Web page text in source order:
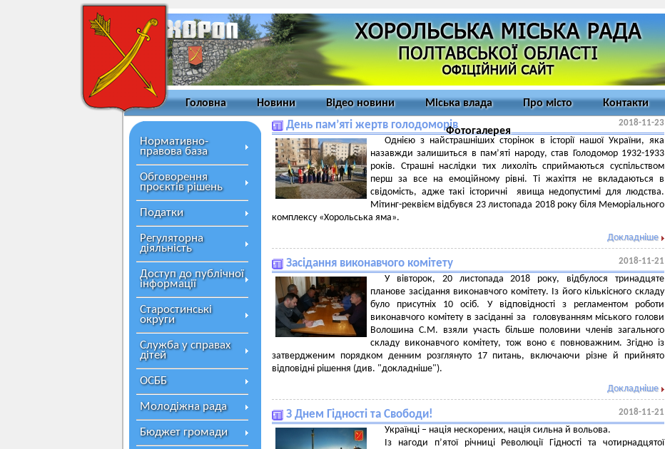
Головна Новини Відео новини Міська влада Про місто Контакти
Фотогалерея
Нормативно-
правова база
Обговорення
проєктів рішень
Податки
Регуляторна
діяльність
Доступ до публічної
інформації
Старостинські
округи
Служба у справах
дітей
ОСББ
Молодіжна рада
Бюджет громади
День пам’яті жертв голодоморів 2018-11-23
Однією з найстрашніших сторінок в історії нашої України, яка
назавжди залишиться в пам’яті народу, став Голодомор 1932-1933
років. Страшні наслідки тих лихоліть сприймаються суспільством
перш за все на емоційному рівні. Ті жахіття не вкладаються в
свідомість, адже такі історичні явища недопустимі для людства.
Мітинг-реквієм відбувся 23 листопада 2018 року біля Меморіального
комплексу «Хорольська яма».
Докладніше
Засідання виконавчого комітету 2018-11-21
У вівторок, 20 листопада 2018 року, відбулося тринадцяте
планове засідання виконавчого комітету. Із його кількісного складу
було присутніх 10 осіб. У відповідності з регламентом роботи
виконавчого комітету в засіданні за головуванням міського голови
Волошина С.М. взяли участь більше половини членів загального
складу виконавчого комітету, тож воно є повноважним. Згідно із
затвердженим порядком денним розглянуто 17 питань, включаючи різне й прийнято
відповідні рішення (див. "докладніше").
Докладніше
З Днем Гідності та Свободи! 2018-11-21
Українці – нація нескорених, нація сильна й вольова.
Із нагоди п’ятої річниці Революції Гідності та чотирнадцятої